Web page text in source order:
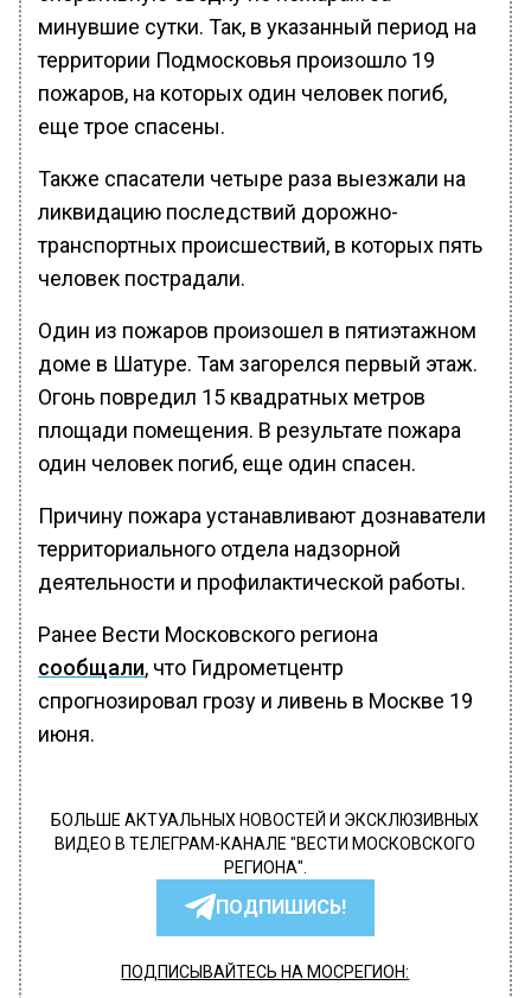
минувшие сутки. Так, в указанный период на
территории Подмосковья произошло 19
пожаров, на которых один человек погиб,
еще трое спасены.
Также спасатели четыре раза выезжали на
ликвидацию последствий дорожно-
транспортных происшествий, в которых пять
человек пострадали.
Один из пожаров произошел в пятиэтажном
доме в Шатуре. Там загорелся первый этаж.
Огонь повредил 15 квадратных метров
площади помещения. В результате пожара
один человек погиб, еще один спасен.
Причину пожара устанавливают дознаватели
территориального отдела надзорной
деятельности и профилактической работы.
Ранее Вести Московского региона
сообщали, что Гидрометцентр
спрогнозировал грозу и ливень в Москве 19
июня.
БОЛЬШЕ АКТУАЛЬНЫХ НОВОСТЕЙ И ЭКСКЛЮЗИВНЫХ
ВИДЕО В ТЕЛЕГРАМ-КАНАЛЕ "ВЕСТИ МОСКОВСКОГО
РЕГИОНА".
ПОДПИШИСЬ!
ПОДПИСЫВАЙТЕСЬ НА МОСРЕГИОН: